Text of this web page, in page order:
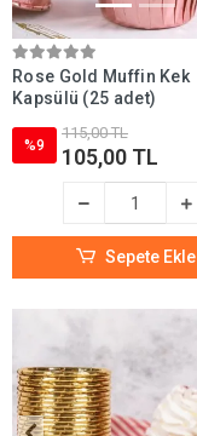
Rose Gold Muffin Kek
Kapsülü (25 adet)
%9
115,00 TL
105,00 TL
Sepete Ekle